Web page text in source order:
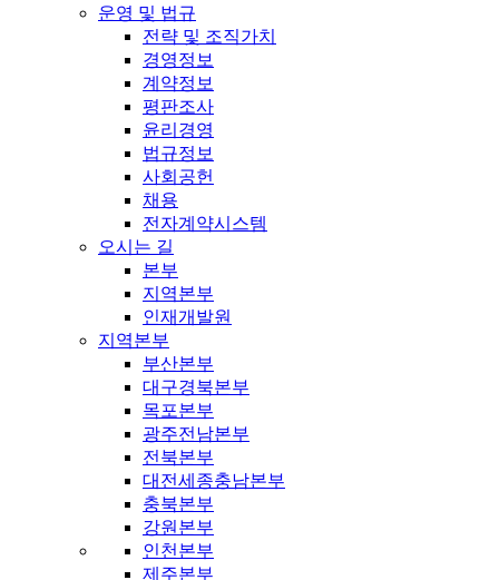
운영 및 법규
전략 및 조직가치
경영정보
계약정보
평판조사
윤리경영
법규정보
사회공헌
채용
전자계약시스템
오시는 길
본부
지역본부
인재개발원
지역본부
부산본부
대구경북본부
목포본부
광주전남본부
전북본부
대전세종충남본부
충북본부
강원본부
인천본부
제주본부